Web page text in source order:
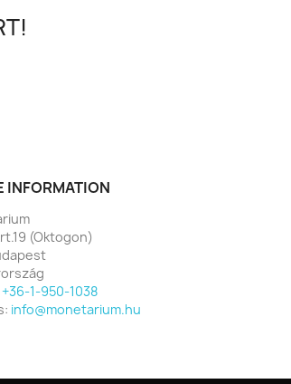
INFORMATION
(Oktogon)
+36-1-950-1038
info@monetarium.hu